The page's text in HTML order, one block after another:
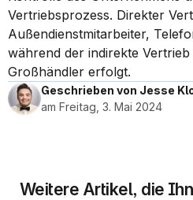
Vertriebsprozess. Direkter
Außendienstmitarbeiter,
während der indirekte
Großhändler erfolgt.
Geschrieben von Jesse
am Freitag, 3. Mai 2024
Weitere Artikel, die